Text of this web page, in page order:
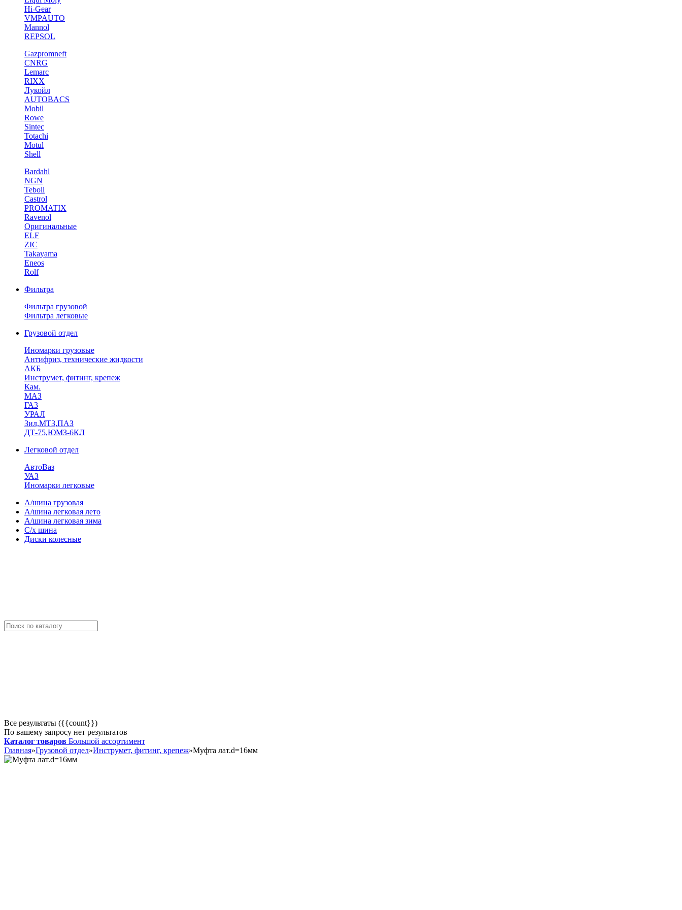
Hi-Gear
VMPAUTO
Mannol
REPSOL
Gazpromneft
CNRG
Lemarc
RIXX
Лукойл
AUTOBACS
Mobil
Rowe
Sintec
Totachi
Motul
Shell
Bardahl
NGN
Teboil
Castrol
PROMATIX
Ravenol
Оригинальные
ELF
ZIC
Takayama
Eneos
Rolf
Фильтра
Фильтра грузовой
Фильтра легковые
Грузовой отдел
Иномарки грузовые
Антифриз, технические жидкости
АКБ
Инструмет, фитинг, крепеж
Кам.
МАЗ
ГА3
УРАЛ
Зил,МТЗ,ПАЗ
ДТ-75,ЮМЗ-6КЛ
Легковой отдел
АвтоВаз
УАЗ
Иномарки легковые
А/шина грузовая
А/шина легковая лето
А/шина легковая зима
С/х шина
Диски колесные
Все результаты ({{count}})
По вашему запросу нет результатов
Каталог товаров Большой ассортимент
Главная»Грузовой отдел»Инструмет, фитинг, крепеж»Муфта лат.d=16мм